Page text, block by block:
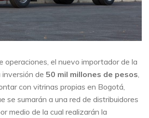
operaciones, el nuevo importador de la
inversión de 50 mil millones de pesos,
con vitrinas propias en Bogotá,
se sumarán a una red de distribuidores
medio de la cual realizarán la